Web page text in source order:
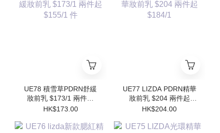
UE78 積雪草PDRN舒緩
妝前乳 $173/1 兩件起
$155/1 件
HK$173.00
UE77 LIZDA PDRN精華
妝前乳 $204 兩件起
$184/1
HK$204.00